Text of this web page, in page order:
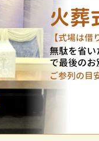
火葬
【式場は
無駄を省
で最後の
ご参列の目